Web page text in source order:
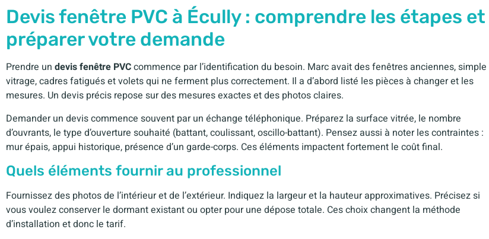
Devis fenêtre PVC à Écully : comprendre les étapes et
préparer votre demande
Prendre un devis fenêtre PVCcommence par l’identification du besoin. Marc avait des fenêtres anciennes, simple
vitrage, cadres fatigués et volets qui ne ferment plus correctement. Il a d’abord listé les pièces à changer et les
mesures. Un devis précis repose sur des mesures exactes et des photos claires.
Demander un devis commence souvent par un échange téléphonique. Préparez la surface vitrée, le nombre
d’ouvrants, le type d’ouverture souhaité (battant, coulissant, oscillo-battant). Pensez aussi à noter les contraintes :
mur épais, appui historique, présence d’un garde-corps. Ces éléments impactent fortement le coût final.
Quels éléments fournir au professionnel
Fournissez des photos de l’intérieur et de l’extérieur. Indiquez la largeur et la hauteur approximatives. Précisez si
vous voulez conserver le dormant existant ou opter pour une dépose totale. Ces choix changent la méthode
d’installation et donc le tarif.